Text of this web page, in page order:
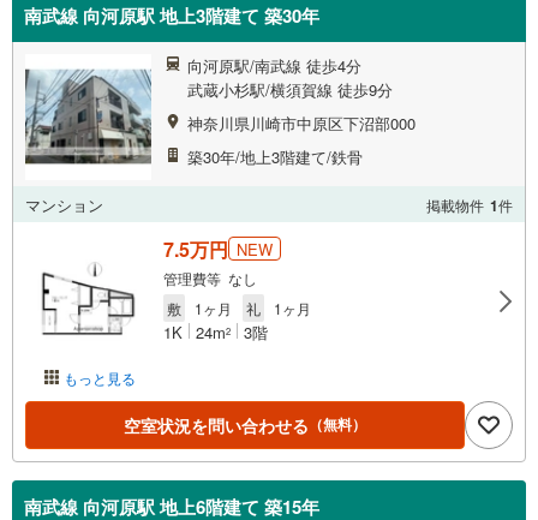
南武線 向河原駅 地上3階建て 築30年
向河原駅/南武線 徒歩4分
武蔵小杉駅/横須賀線 徒歩9分
神奈川県川崎市中原区下沼部000
築30年/地上3階建て/鉄骨
マンション 掲載物件 1件
もっと見る
7.5万円 NEW
管理費等 なし
敷
1ヶ月 礼 1ヶ月
1K 24m2 3階
空室状況を問い合わせる （無料）
南武線 向河原駅 地上6階建て 築15年